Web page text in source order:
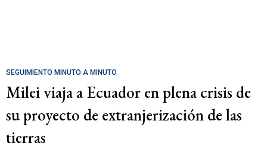
SEGUIMIENTO MINUTO A MINUTO
Milei viaja a Ecuador en plena crisis de
su proyecto de extranjerización de las
tierras